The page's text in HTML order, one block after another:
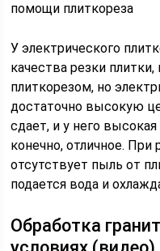
помощи плиткореза
У электрического
качества резки
плиткорезом, но
достаточно высокую
сдает, и у него
конечно, отличное. При
отсутствует пыль от
подается вода и
Обработка